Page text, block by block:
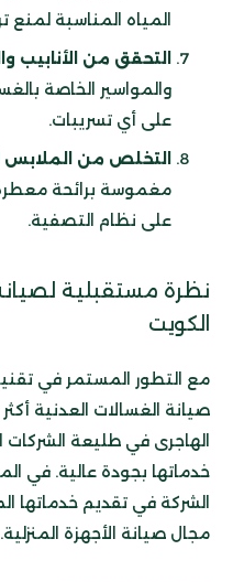
المياه المناسبة لمنع
التحقق من الأنابيب
والمواسير الخاصة
على أي تسريبات.
التخلص من الملابس
مغموسة برائحة معطرة
على نظام التصفية.
نظرة مستقبلية
الكويت
مع التطور المستمر في
صيانة الغسالات العدنية
الهاجرى في طليعة
خدماتها بجودة عالية. في
الشركة في تقديم خدماتها
مجال صيانة الأجهزة المنزلية.